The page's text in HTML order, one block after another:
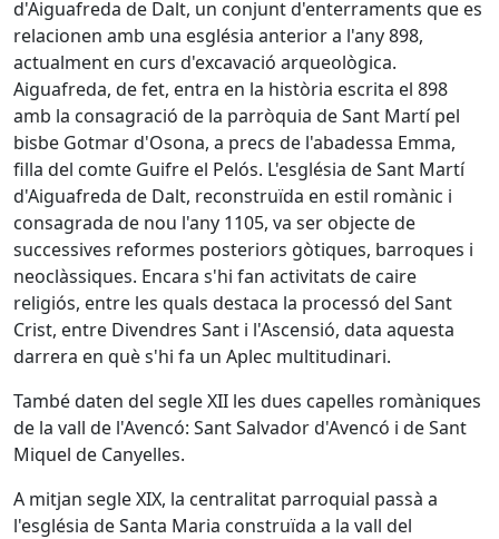
d'Aiguafreda de Dalt, un conjunt d'enterraments que es
relacionen amb una església anterior a l'any 898,
actualment en curs d'excavació arqueològica.
Aiguafreda, de fet, entra en la història escrita el 898
amb la consagració de la parròquia de Sant Martí pel
bisbe Gotmar d'Osona, a precs de l'abadessa Emma,
filla del comte Guifre el Pelós. L'església de Sant Martí
d'Aiguafreda de Dalt, reconstruïda en estil romànic i
consagrada de nou l'any 1105, va ser objecte de
successives reformes posteriors gòtiques, barroques i
neoclàssiques. Encara s'hi fan activitats de caire
religiós, entre les quals destaca la processó del Sant
Crist, entre Divendres Sant i l'Ascensió, data aquesta
darrera en què s'hi fa un Aplec multitudinari.
També daten del segle XII les dues capelles romàniques
de la vall de l'Avencó: Sant Salvador d'Avencó i de Sant
Miquel de Canyelles.
A mitjan segle XIX, la centralitat parroquial passà a
l'església de Santa Maria construïda a la vall del